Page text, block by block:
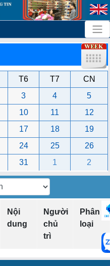
T6 T7
CN
3 4
5
10 11
12
17 18
19
24 25
26
31 1 2
Nội
dung
Người
chủ
trì
Phân
loại